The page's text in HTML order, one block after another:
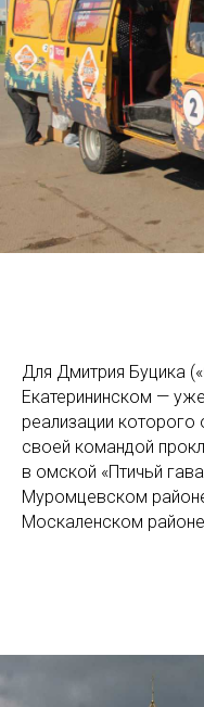
Для Дмитрия Буцика
Екатерининском —
реализации которого
своей командой
в омской «Птичьй
Муромцевском
Москаленском